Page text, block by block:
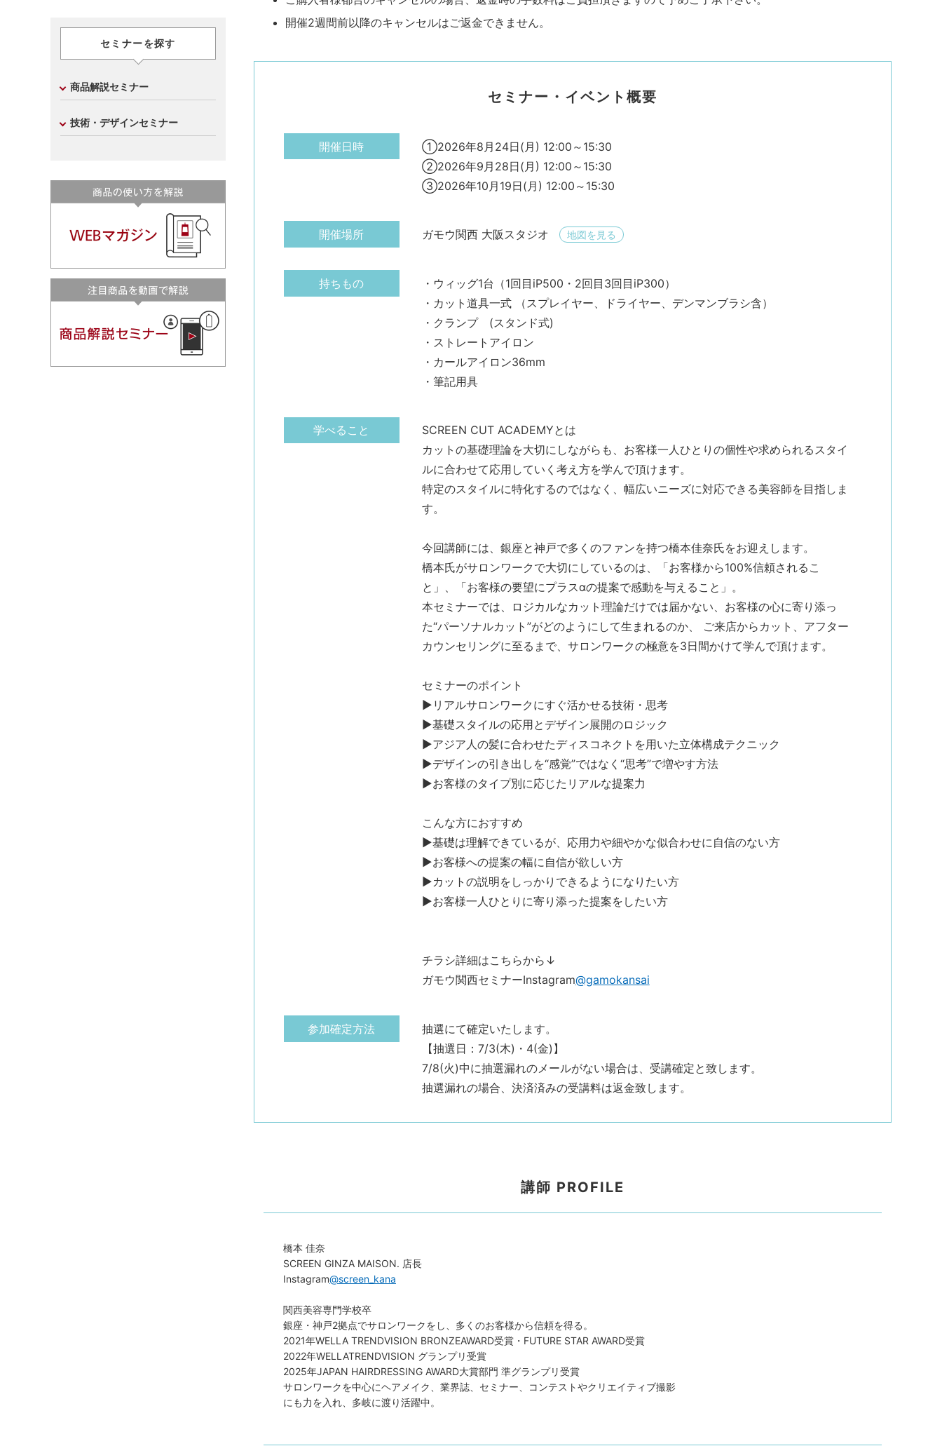
検索
開催2週間前以降のキャンセルはご返金できません。
セミナー・イベント概要
開催日時
①2026年8月24日(月) 12:00～15:30
②2026年9月28日(月) 12:00～15:30
③2026年10月19日(月) 12:00～15:30
開催場所 ガモウ関西 大阪スタジオ 地図を見る
持ちもの
・ウィッグ1台（1回目iP500・2回目3回目iP300）
・カット道具一式 （スプレイヤー、ドライヤー、デンマンブラシ含）
・クランプ (スタンド式)
・ストレートアイロン
・カールアイロン36mm
・筆記用具
学べること
SCREEN CUT ACADEMYとは
カットの基礎理論を大切にしながらも、お客様一人ひとりの個性や求められるスタイ
ルに合わせて応用していく考え方を学んで頂けます。
特定のスタイルに特化するのではなく、幅広いニーズに対応できる美容師を目指しま
す。
今回講師には、銀座と神戸で多くのファンを持つ橋本佳奈氏をお迎えします。
橋本氏がサロンワークで大切にしているのは、「お客様から100%信頼されるこ
と」、「お客様の要望にプラスαの提案で感動を与えること」。
本セミナーでは、ロジカルなカット理論だけでは届かない、お客様の心に寄り添っ
た“パーソナルカット”がどのようにして生まれるのか、 ご来店からカット、アフター
カウンセリングに至るまで、サロンワークの極意を3日間かけて学んで頂けます。
セミナーのポイント
▶リアルサロンワークにすぐ活かせる技術・思考
▶基礎スタイルの応用とデザイン展開のロジック
▶アジア人の髪に合わせたディスコネクトを用いた立体構成テクニック
▶デザインの引き出しを“感覚”ではなく“思考”で増やす方法
▶お客様のタイプ別に応じたリアルな提案力
こんな方におすすめ
▶基礎は理解できているが、応用力や細やかな似合わせに自信のない方
▶お客様への提案の幅に自信が欲しい方
▶カットの説明をしっかりできるようになりたい方
▶お客様一人ひとりに寄り添った提案をしたい方
チラシ詳細はこちらから↓
ガモウ関西セミナーInstagram@gamokansai
参加確定方法
抽選にて確定いたします。
【抽選日：7/3(木)・4(金)】
7/8(火)中に抽選漏れのメールがない場合は、受講確定と致します。
抽選漏れの場合、決済済みの受講料は返金致します。
講師 PROFILE
橋本 佳奈
SCREEN GINZA MAISON. 店長
Instagram@screen_kana
関西美容専門学校卒
銀座・神戸2拠点でサロンワークをし、多くのお客様から信頼を得る。
2021年WELLA TRENDVISION BRONZEAWARD受賞・FUTURE STAR AWARD受賞
2022年WELLATRENDVISION グランプリ受賞
2025年JAPAN HAIRDRESSING AWARD大賞部門 準グランプリ受賞
サロンワークを中心にヘアメイク、業界誌、セミナー、コンテストやクリエイティブ撮影
にも力を入れ、多岐に渡り活躍中。
セミナーを探す
商品解説セミナー
技術・デザインセミナー